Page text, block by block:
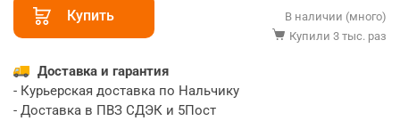
Купить
В наличии (много)
Купили 3 тыс. раз
Доставка и гарантия
- Курьерская доставка по Нальчику
- Доставка в ПВЗ СДЭК и 5Пост